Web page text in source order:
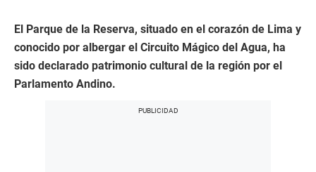
El Parque de la Reserva, situado en el corazón de Lima y
conocido por albergar el Circuito Mágico del Agua, ha
sido declarado patrimonio cultural de la región por el
Parlamento Andino.